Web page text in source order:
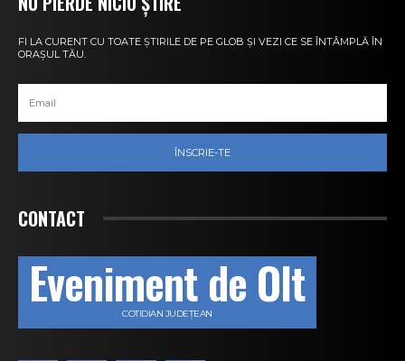
FI LA CURENT CU TOATE ȘTIRILE DE PE GLOB ȘI VEZI CE SE ÎNTÂMPLĂ ÎN
ORAȘUL TĂU.
ÎNSCRIE-TE
CONTACT
Eveniment de Olt
COTIDIAN JUDEȚEAN